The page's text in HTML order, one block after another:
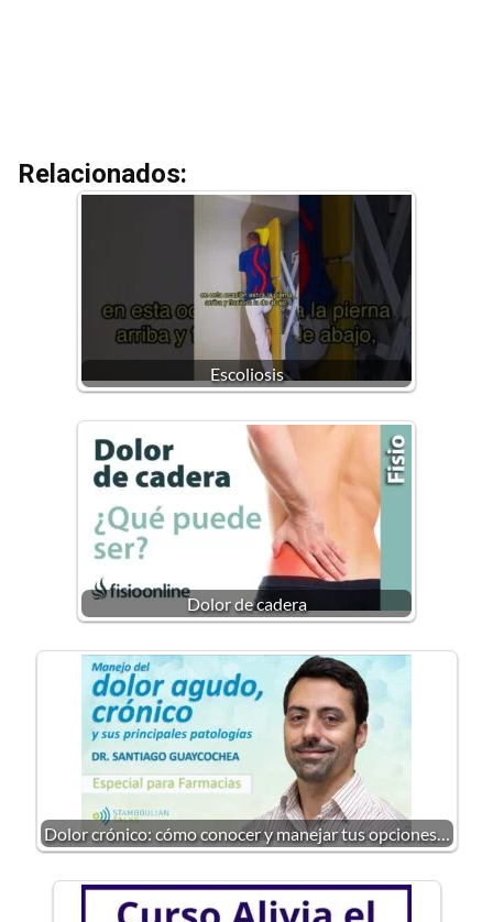
Relacionados:
Escoliosis
Dolor de cadera
Dolor crónico: cómo conocer y manejar tus opciones…